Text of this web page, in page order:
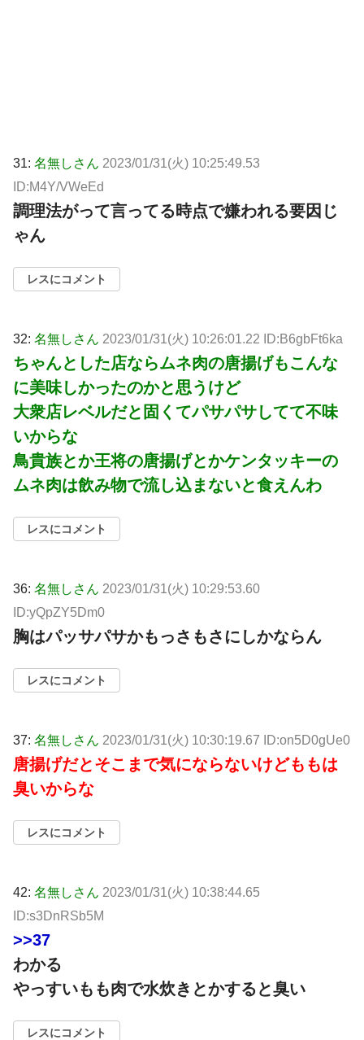
31: 名無しさん 2023/01/31(火) 10:25:49.53
ID:M4Y/VWeEd
調理法がって言ってる時点で嫌われる要因じ
ゃん
レスにコメント
32: 名無しさん 2023/01/31(火) 10:26:01.22 ID:B6gbFt6ka
ちゃんとした店ならムネ肉の唐揚げもこんな
に美味しかったのかと思うけど
大衆店レベルだと固くてパサパサしてて不味
いからな
鳥貴族とか王将の唐揚げとかケンタッキーの
ムネ肉は飲み物で流し込まないと食えんわ
レスにコメント
36: 名無しさん 2023/01/31(火) 10:29:53.60
ID:yQpZY5Dm0
胸はパッサパサかもっさもさにしかならん
レスにコメント
37: 名無しさん 2023/01/31(火) 10:30:19.67 ID:on5D0gUe0
唐揚げだとそこまで気にならないけどももは
臭いからな
レスにコメント
42: 名無しさん 2023/01/31(火) 10:38:44.65
ID:s3DnRSb5M
>>37
わかる
やっすいもも肉で水炊きとかすると臭い
レスにコメント